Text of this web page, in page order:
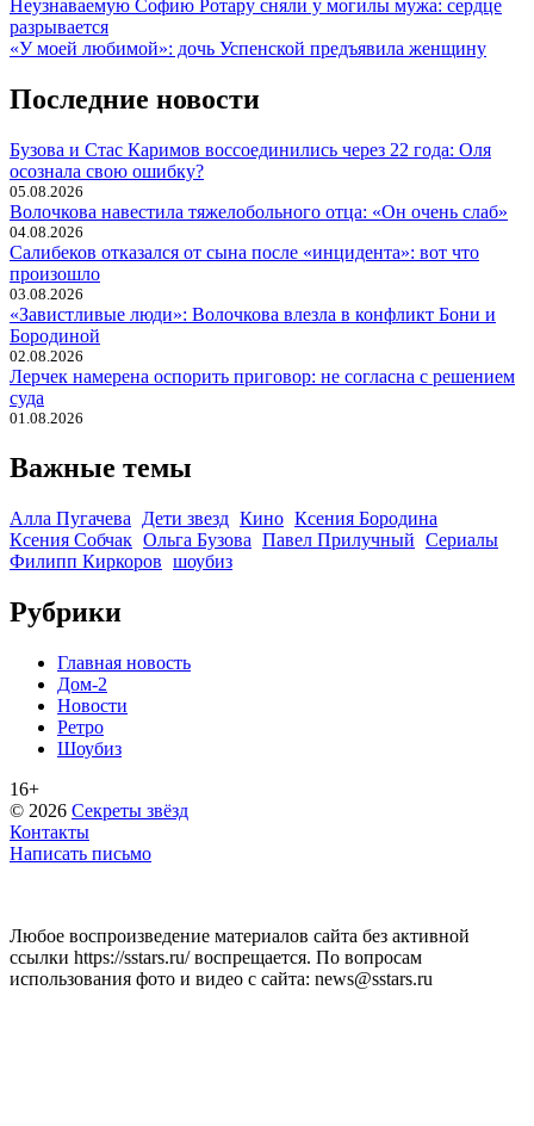
Навигация
по
Неузнаваемую Софию Ротару сняли у могилы мужа: сердце
разрывается
«У моей любимой»: дочь Успенской предъявила женщину
Последние новости
Бузова и Стас Каримов воссоединились через 22 года: Оля
осознала свою ошибку?
05.08.2026
Волочкова навестила тяжелобольного отца: «Он очень слаб»
04.08.2026
Салибеков отказался от сына после «инцидента»: вот что
произошло
03.08.2026
«Завистливые люди»: Волочкова влезла в конфликт Бони и
Бородиной
02.08.2026
Лерчек намерена оспорить приговор: не согласна с решением
суда
01.08.2026
Важные темы
Алла Пугачева Дети звезд Кино Ксения Бородина
Ксения Собчак Ольга Бузова Павел Прилучный Сериалы
Филипп Киркоров шоубиз
Рубрики
Главная новость
Дом-2
Новости
Ретро
Шоубиз
16+
© 2026 Секреты звёзд
Контакты
Написать письмо
Любое воспроизведение материалов сайта без активной
ссылки https://sstars.ru/ воспрещается. По вопросам
использования фото и видео с сайта: news@sstars.ru